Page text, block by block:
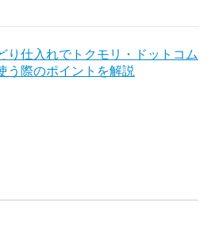
り仕入れでトクモリ・ドットコム
う際のポイントを解説